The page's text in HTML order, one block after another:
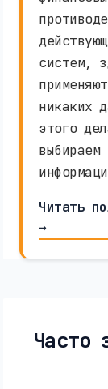
систем,
никаких
этого
выбираем
Читать
→
Часто